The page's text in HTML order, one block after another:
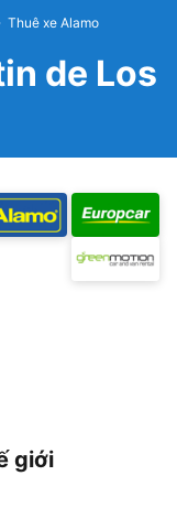
Thuê xe Alamo
de Los
giới